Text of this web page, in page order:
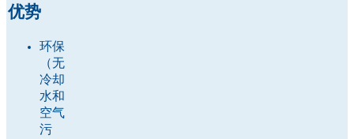
优势
环保
（无
冷却
水和
空气
污